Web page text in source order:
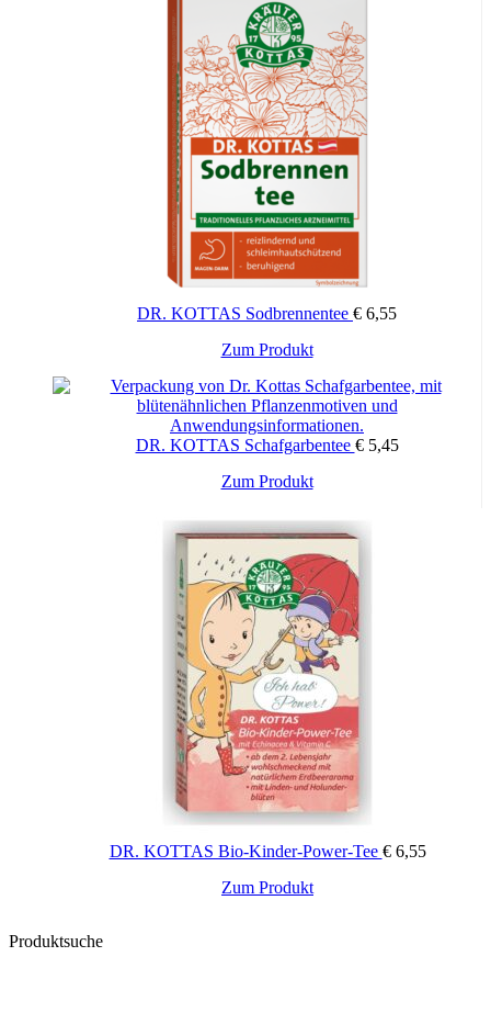
DR. KOTTAS Sodbrennentee € 6,55
Zum Produkt
DR. KOTTAS Schafgarbentee €5,45
Zum Produkt
DR. KOTTAS Bio-Kinder-Power-Tee €6,55
Zum Produkt
Produktsuche